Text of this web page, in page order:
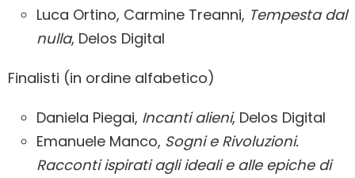
Luca Ortino, Carmine Treanni, Tempesta dal
nulla, Delos Digital
Finalisti (in ordine alfabetico)
Daniela Piegai, Incanti alieni, Delos Digital
Emanuele Manco, Sogni e Rivoluzioni.
Racconti ispirati agli ideali e alle epiche di